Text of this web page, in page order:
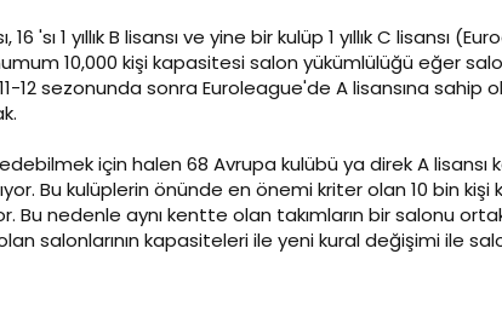
16 'sı 1 yıllık B lisansı ve yine bir kulüp 1 yıllık C
10,000 kişi kapasitesi salon yükümlülüğü eğer
12 sezonunda sonra Euroleague'de A lisansına
için halen 68 Avrupa kulübü ya direk A lisansı
Bu kulüplerin önünde en önemi kriter olan 10 bin
Bu nedenle aynı kentte olan takımların bir salonu
salonlarının kapasiteleri ile yeni kural değişimi ile